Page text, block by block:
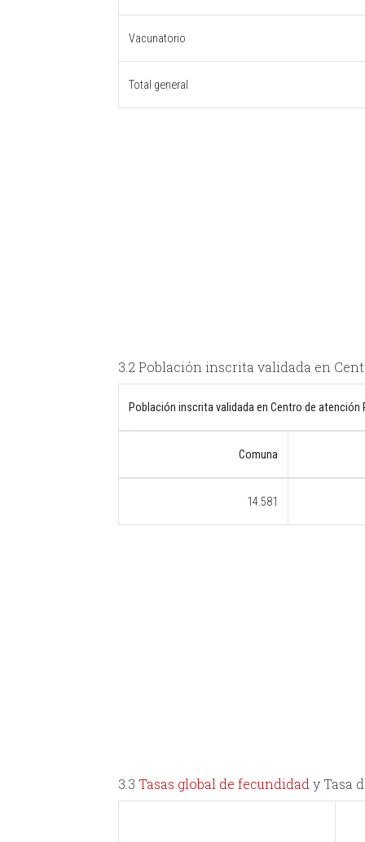
Vacunatorio
Total general
3.2 Población inscrita validada en
Población inscrita validada en Centro de atención
Comuna
14.581
3.3 Tasas global de fecundidad y Tasa